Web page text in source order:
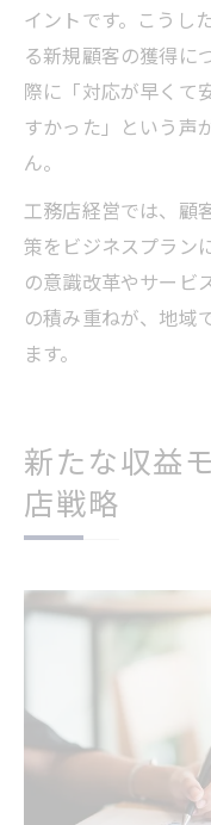
イントです。こうし
る新規顧客の獲得に
際に「対応が早くて
すかった」という声
ん。
工務店経営では、顧
策をビジネスプラン
の意識改革やサービ
の積み重ねが、地域
ます。
新たな収益
店戦略